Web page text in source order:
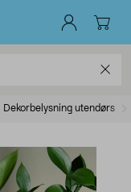
Dekorbelysning utendørs